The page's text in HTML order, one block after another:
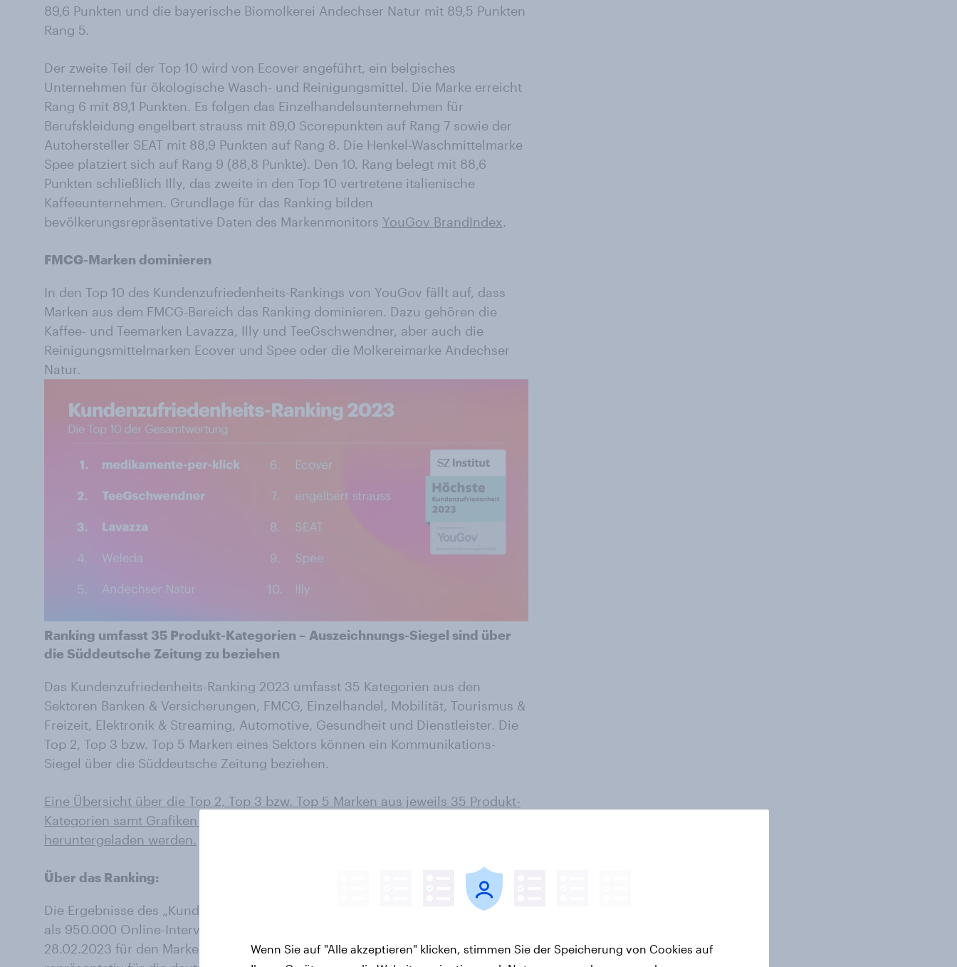
89,6 Punkten und die bayerische Biomolkerei Andechser Natur mit 89,5 Punkten
Rang 5.
Der zweite Teil der Top 10 wird von Ecover angeführt, ein belgisches
Unternehmen für ökologische Wasch- und Reinigungsmittel. Die Marke erreicht
Rang 6 mit 89,1 Punkten. Es folgen das Einzelhandelsunternehmen für
Berufskleidung engelbert strauss mit 89,0 Scorepunkten auf Rang 7 sowie der
Autohersteller SEAT mit 88,9 Punkten auf Rang 8. Die Henkel-Waschmittelmarke
Spee platziert sich auf Rang 9 (88,8 Punkte). Den 10. Rang belegt mit 88,6
Punkten schließlich Illy, das zweite in den Top 10 vertretene italienische
Kaffeeunternehmen. Grundlage für das Ranking bilden
bevölkerungsrepräsentative Daten des Markenmonitors YouGov BrandIndex.
FMCG-Marken dominieren
In den Top 10 des Kundenzufriedenheits-Rankings von YouGov fällt auf, dass
Marken aus dem FMCG-Bereich das Ranking dominieren. Dazu gehören die
Kaffee- und Teemarken Lavazza, Illy und TeeGschwendner, aber auch die
Reinigungsmittelmarken Ecover und Spee oder die Molkereimarke Andechser
Natur.
Ranking umfasst 35 Produkt-Kategorien – Auszeichnungs-Siegel sind über
die Süddeutsche Zeitung zu beziehen
Das Kundenzufriedenheits-Ranking 2023 umfasst 35 Kategorien aus den
Sektoren Banken & Versicherungen, FMCG, Einzelhandel, Mobilität, Tourismus &
Freizeit, Elektronik & Streaming, Automotive, Gesundheit und Dienstleister. Die
Top 2, Top 3 bzw. Top 5 Marken eines Sektors können ein Kommunikations-
Siegel über die Süddeutsche Zeitung beziehen.
Eine Übersicht über die Top 2, Top 3 bzw. Top 5 Marken aus jeweils 35 Produkt-
Kategorien samt Grafiken kann nach Angabe der Kontaktdaten hier kostenlos
heruntergeladen werden.
Über das Ranking:
Die Ergebnisse des „Kundenzufriedenheits-Rankings“ 2023 basieren auf mehr
als 950.000 Online-Interviews, die YouGov im Zeitraum vom 01.03.2022 bis
28.02.2023 für den Markenperformance-TrackerYouGov BrandIndex
Wenn Sie auf "Alle akzeptieren" klicken, stimmen Sie der Speicherung von Cookies auf